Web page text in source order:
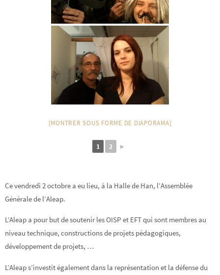
[MONTRER SOUS FORME DE DIAPORAMA]
1 2 ►
Ce vendredi 2 octobre a eu lieu, à la Halle de Han, l’Assemblée
Générale de l’Aleap.
L’Aleap a pour but de soutenir les OISP et EFT qui sont membres au
niveau technique, constructions de projets pédagogiques,
développement de projets, …
L’Aleap s’investit également dans la représentation et la défense du